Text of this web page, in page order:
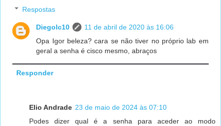
Respostas
Diegolc10
11 de abril de 2020 às 16:06
Opa Igor beleza? cara se não tiver no próprio lab em
geral a senha é cisco mesmo, abraços
Responder
Elio Andrade 23 de maio de 2024 às 07:10
Podes dizer qual é a senha para aceder ao modo